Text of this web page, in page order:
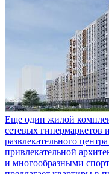
Еще один жилой
сетевых гипермаркетов
развлекательного
привлекательной
и многообразными